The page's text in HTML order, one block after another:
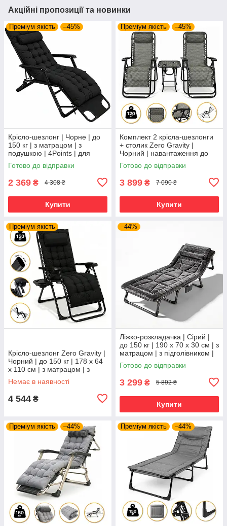
Акційні пропозиції та новинки
Преміум якість –45%
Крісло-шезлонг | Чорне | до
150 кг | з матрацом | з
подушкою | 4Points | для
дому, дачі та відпочинку
Готово до відправки
2 369 ₴ 4 308 ₴
Купити
Преміум якість –45%
Комплект 2 крісла-шезлонги
+ столик Zero Gravity |
Чорний | навантаження до
120 кг | 2 крісла + столик |
LEOBRO LB-ZGT-F3-PLD |
Готово до відправки
3 899 ₴ 7 090 ₴
Купити
Преміум якість
Крісло-шезлонг Zero Gravity |
Чорний | до 150 кг | 178 х 64
х 110 см | з матрацом | з
підголівником | LEOBRO LB-
ZGC-K2-BLK | для
Немає в наявності
4 544 ₴
–44%
Ліжко-розкладачка | Сірий |
до 150 кг | 190 х 70 х 30 см | з
матрацом | з підголівником |
WCG FB-S26-PV | для дому,
дачі та
Готово до відправки
3 299 ₴ 5 892 ₴
Купити
Преміум якість –44% Преміум якість –44%